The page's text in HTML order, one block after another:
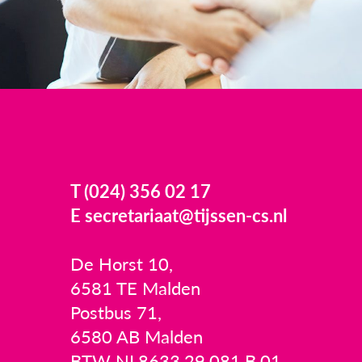
T (024) 356 02 17
E secretariaat@tijssen-cs.nl
De Horst 10,
6581 TE Malden
Postbus 71,
6580 AB Malden